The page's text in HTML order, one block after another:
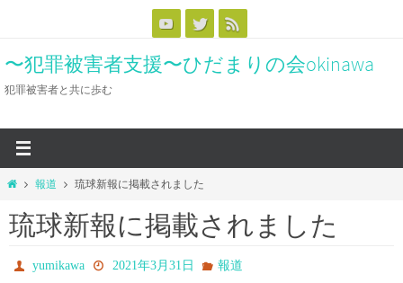
テ
ン
へ
キ
プ
〜犯罪被害者支援〜ひだまりの会okinawa
犯罪被害者と共に歩む
ホ
ム
報道 琉球新報に掲載されました
琉球新報に掲載されました
yumikawa 2021年3月31日 報道